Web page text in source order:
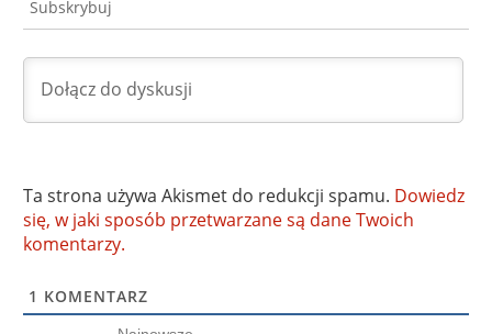
Subskrybuj
Ta strona używa Akismet do redukcji spamu. Dowiedz
się, w jaki sposób przetwarzane są dane Twoich
komentarzy.
1 KOMENTARZ